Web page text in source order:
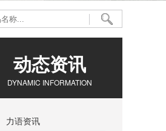
动态资讯
DYNAMIC INFORMATION
力语资讯